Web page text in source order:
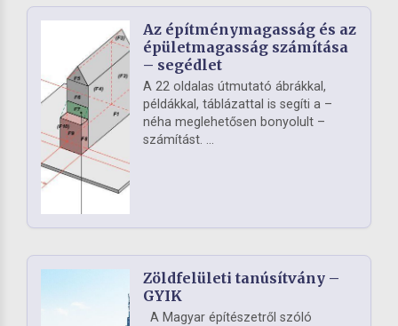
Az építménymagasság és az
épületmagasság számítása
– segédlet
A 22 oldalas útmutató ábrákkal,
példákkal, táblázattal is segíti a –
néha meglehetősen bonyolult –
számítást. ...
Zöldfelületi tanúsítvány –
GYIK
A Magyar építészetről szóló